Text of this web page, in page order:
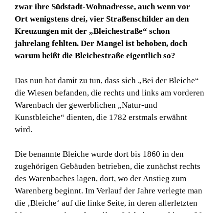
zwar ihre Südstadt-Wohnadresse, auch wenn vor
Ort wenigstens drei, vier Straßenschilder an den
Kreuzungen mit der „Bleichestraße“ schon
jahrelang fehlten. Der Mangel ist behoben, doch
warum heißt die Bleichestraße eigentlich so?
Das nun hat damit zu tun, dass sich „Bei der Bleiche“
die Wiesen befanden, die rechts und links am vorderen
Warenbach der gewerblichen „Natur-und
Kunstbleiche“ dienten, die 1782 erstmals erwähnt
wird.
Die benannte Bleiche wurde dort bis 1860 in den
zugehörigen Gebäuden betrieben, die zunächst rechts
des Warenbaches lagen, dort, wo der Anstieg zum
Warenberg beginnt. Im Verlauf der Jahre verlegte man
die ‚Bleiche‘ auf die linke Seite, in deren allerletzten